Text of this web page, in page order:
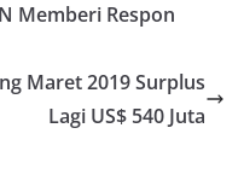
Memberi Respon
Maret 2019 Surplus
Lagi US$ 540 Juta